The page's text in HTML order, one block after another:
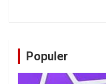
Populer